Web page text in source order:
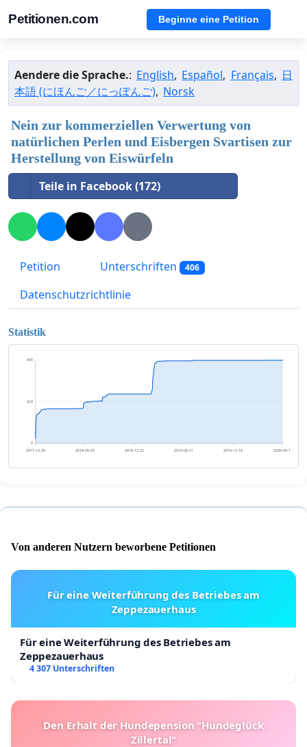
Petitionen.com Beginne eine Petition
Aendere die Sprache.: English, Español, Français, 日
本語 (にほんご／にっぽんご), Norsk
Nein zur kommerziellen Verwertung von
natürlichen Perlen und Eisbergen Svartisen zur
Herstellung von Eiswürfeln
Teile in Facebook (172)
Petition Unterschriften 406
Datenschutzrichtlinie
Statistik
0
203
405
2017-12-26 2018-06-25 2018-12-22 2019-06-21 2019-12-18 2020-06-16
Von anderen Nutzern beworbene Petitionen
Für eine Weiterführung des Betriebes am
Zeppezauerhaus
Für eine Weiterführung des Betriebes am
Zeppezauerhaus
4 307 Unterschriften
Den Erhalt der Hundepension "Hundeglück
Zillertal"